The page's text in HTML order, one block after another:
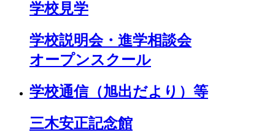
学校見学
学校説明会・進学相談会
オープンスクール
学校通信（旭出だより）等
三木安正記念館